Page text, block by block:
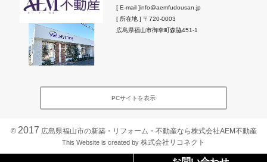
[ E-mail ]info@aemfudousan.jp
[ 所在地 ] 〒720-0003
広島県福山市御幸町森脇451-1
PCサイトを表示
© 2017 広島県福山市の新築・リフォーム・不動産なら株式会社AEM不動産
This Website is created by 株式会社リコネクト